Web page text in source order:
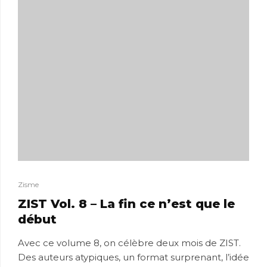
Zisme
ZIST Vol. 8 – La fin ce n’est que le
début
Avec ce volume 8, on célèbre deux mois de ZIST.
Des auteurs atypiques, un format surprenant, l’idée